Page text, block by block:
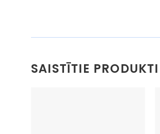
SAISTĪTIE PRODUKTI